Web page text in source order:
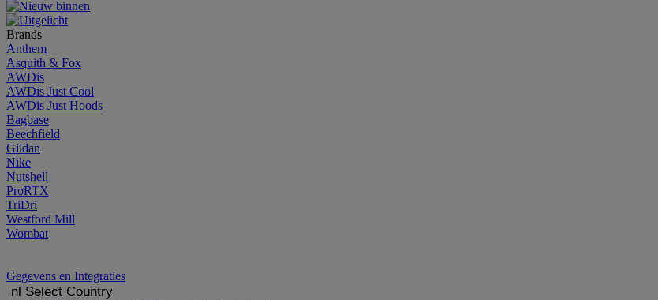
Brands
Anthem
Asquith & Fox
AWDis
AWDis Just Cool
AWDis Just Hoods
Bagbase
Beechfield
Gildan
Nike
Nutshell
ProRTX
TriDri
Westford Mill
Wombat
Gegevens en Integraties
nl Select Country